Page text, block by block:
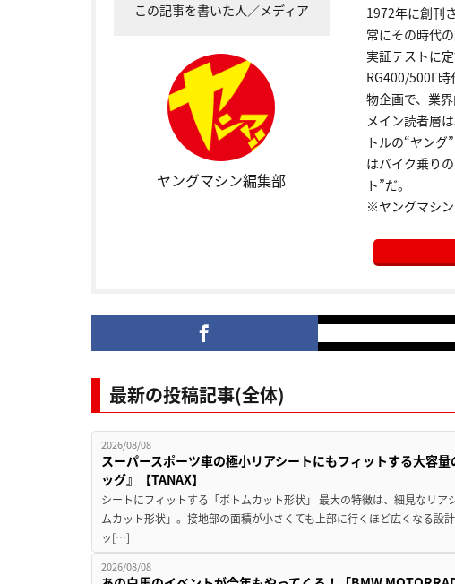
この記事を書いた人／メディア
ヤングマシン編集部
1972年に創刊
常にその時代
実証テストに
RG400/500Γ
物企画で、業
メイン読者層
トルの“ヤン
はバイク乗り
ト”だ。
※ヤングマシン
最新の投稿記事(全体)
2026/08/08
スーパースポーツ車の極小リアシートにもフィットする大容
ッグ』【TANAX】
シートにフィットする「ボトムカット形状」 最大の特徴は、細見なリア
ムカット形状」。接地部の面積が小さくても上部に行くほど広くなる設
ッ[…]
2026/08/08